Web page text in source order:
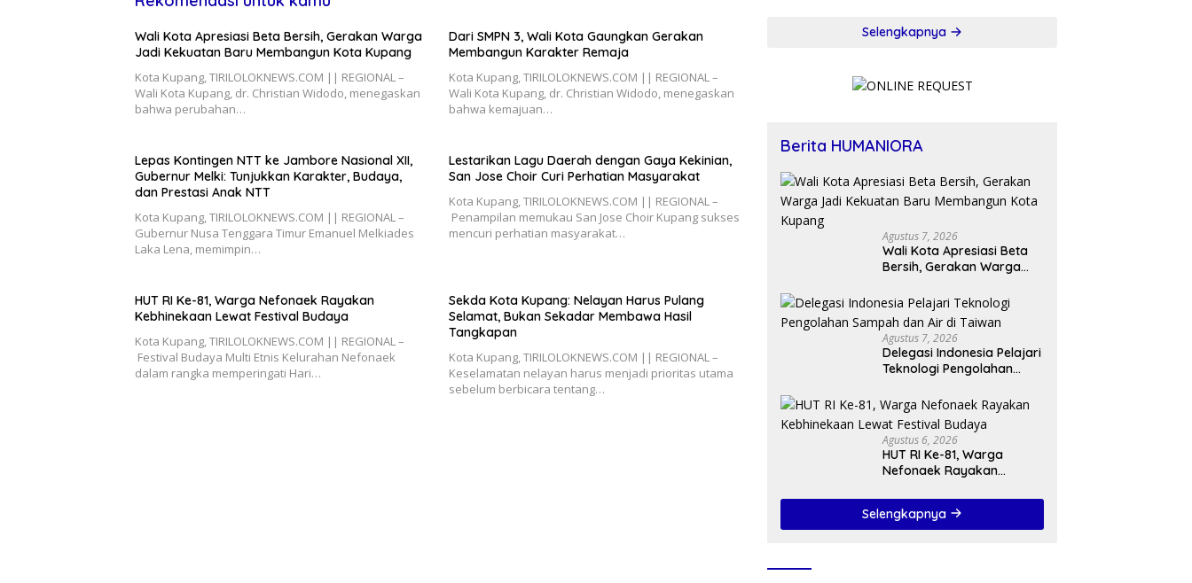
Wali Kota Apresiasi Beta Bersih, Gerakan Warga
Jadi Kekuatan Baru Membangun Kota Kupang
Kota Kupang, TIRILOLOKNEWS.COM || REGIONAL –
Wali Kota Kupang, dr. Christian Widodo, menegaskan
bahwa perubahan…
Dari SMPN 3, Wali Kota Gaungkan Gerakan
Membangun Karakter Remaja
Kota Kupang, TIRILOLOKNEWS.COM || REGIONAL –
Wali Kota Kupang, dr. Christian Widodo, menegaskan
bahwa kemajuan…
Lepas Kontingen NTT ke Jambore Nasional XII,
Gubernur Melki: Tunjukkan Karakter, Budaya,
dan Prestasi Anak NTT
Kota Kupang, TIRILOLOKNEWS.COM || REGIONAL –
Gubernur Nusa Tenggara Timur Emanuel Melkiades
Laka Lena, memimpin…
Lestarikan Lagu Daerah dengan Gaya Kekinian,
San Jose Choir Curi Perhatian Masyarakat
Kota Kupang, TIRILOLOKNEWS.COM || REGIONAL –
Penampilan memukau San Jose Choir Kupang sukses
mencuri perhatian masyarakat…
HUT RI Ke-81, Warga Nefonaek Rayakan
Kebhinekaan Lewat Festival Budaya
Kota Kupang, TIRILOLOKNEWS.COM || REGIONAL –
Festival Budaya Multi Etnis Kelurahan Nefonaek
dalam rangka memperingati Hari…
Sekda Kota Kupang: Nelayan Harus Pulang
Selamat, Bukan Sekadar Membawa Hasil
Tangkapan
Kota Kupang, TIRILOLOKNEWS.COM || REGIONAL –
Keselamatan nelayan harus menjadi prioritas utama
sebelum berbicara tentang…
Selengkapnya
Berita HUMANIORA
Agustus 7, 2026
Wali Kota Apresiasi Beta
Bersih, Gerakan Warga
Membangun Kota Kupang
Agustus 7, 2026
Delegasi Indonesia Pelajari
Teknologi Pengolahan
Agustus 6, 2026
HUT RI Ke-81, Warga
Nefonaek Rayakan
Festival Budaya
Selengkapnya